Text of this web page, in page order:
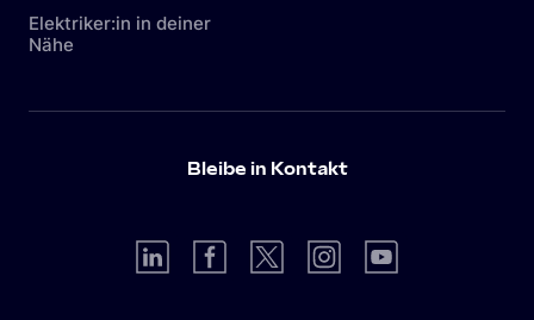
Elektriker:in in deiner
Nähe
Bleibe in Kontakt